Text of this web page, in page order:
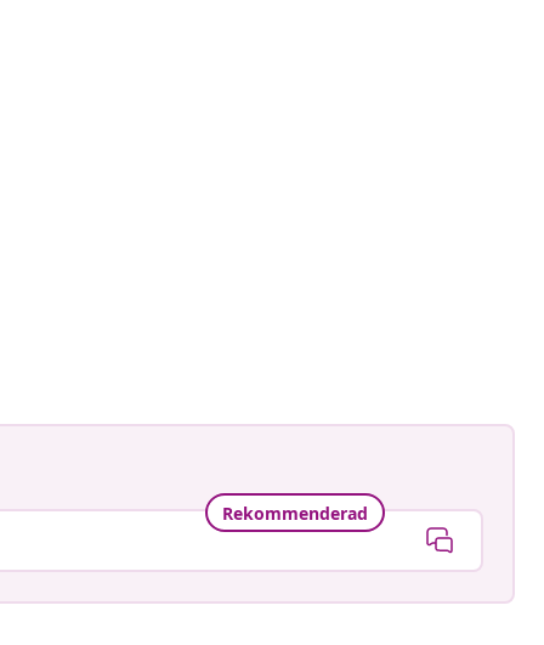
Rekommenderad